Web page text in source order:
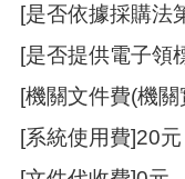
[是否依據採購法
[是否提供電子領
[機關文件費(機關
[系統使用費]20元